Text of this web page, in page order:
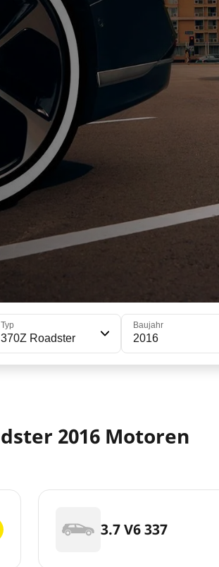
Typ
370Z Roadster
Baujahr
2016
2016 Motoren
3.7 V6 337